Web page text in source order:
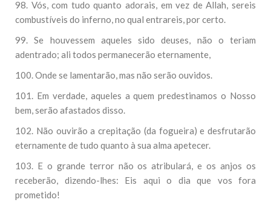
98. Vós, com tudo quanto adorais, em vez de Allah, sereis
combustíveis do inferno, no qual entrareis, por certo.
99. Se houvessem aqueles sido deuses, não o teriam
adentrado; ali todos permanecerão eternamente,
100. Onde se lamentarão, mas não serão ouvidos.
101. Em verdade, aqueles a quem predestinamos o Nosso
bem, serão afastados disso.
102. Não ouvirão a crepitação (da fogueira) e desfrutarão
eternamente de tudo quanto à sua alma apetecer.
103. E o grande terror não os atribulará, e os anjos os
receberão, dizendo-lhes: Eis aqui o dia que vos fora
prometido!